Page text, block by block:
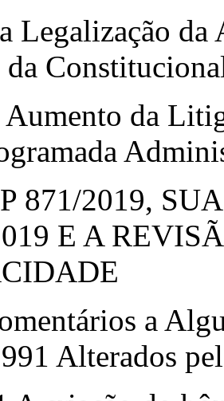
Legalização da
Aumento da
871/2019,
E A
a
Alterados